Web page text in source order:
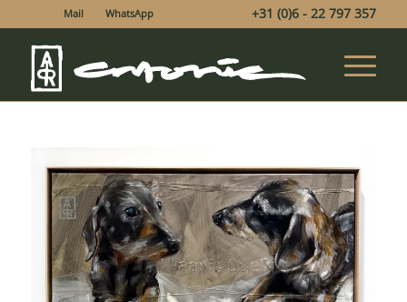
Mail WhatsApp +31 (0)6 - 22 797 357